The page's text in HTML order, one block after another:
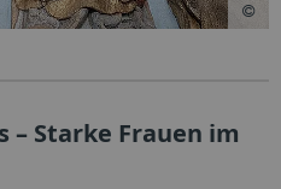
Starke Frauen im